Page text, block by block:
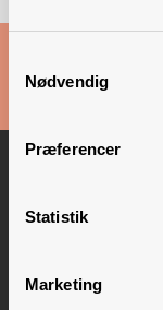
Nødvendig
Præferencer
Statistik
Marketing